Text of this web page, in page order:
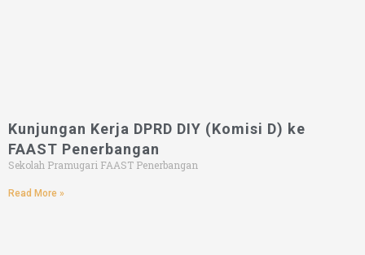
Kunjungan Kerja DPRD DIY (Komisi D) ke
FAAST Penerbangan
Sekolah Pramugari FAAST Penerbangan
Read More »